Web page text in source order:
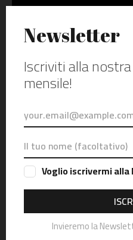
CERCA NEL BLOG
ARGOMENTI PRINCIPALI
Itinerari in moto